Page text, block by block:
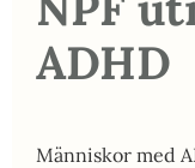
ADHD
Människor med